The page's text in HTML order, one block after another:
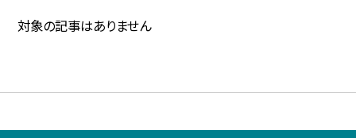
対象の記事はありません